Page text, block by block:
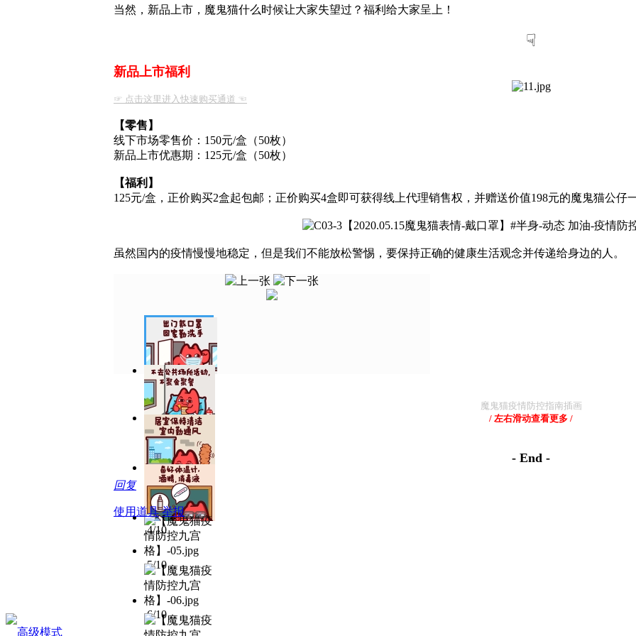
当然，新品上市，魔鬼猫什么时候让大家失望过？福利给大家呈上！
☟
新品上市福利
☞ 点击这里进入快速购买通道 ☜
【零售】
线下市场零售价：150元/盒（50枚）
新品上市优惠期：125元/盒（50枚）
【福利】
125元/盒，正价购买2盒起包邮；正价购买4盒即可获得线上代理销售权，并赠送价值198元的魔鬼猫公仔
虽然国内的疫情慢慢地稳定，但是我们不能放松警惕，要保持正确的健康生活观念并传递给身边的人。
1/10
2/10
3/10
4/10
5/10
6/10
魔鬼猫疫情防控指南插画
/ 左右滑动查看更多 /
- End -
回复
使用道具 举报
高级模式